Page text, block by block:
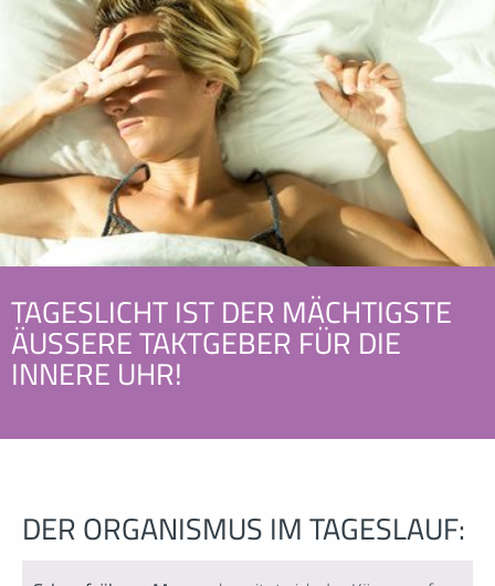
TAGESLICHT IST DER MÄCHTIGSTE
ÄUSSERE TAKTGEBER FÜR DIE
INNERE UHR!
DER ORGANISMUS IM TAGESLAUF: